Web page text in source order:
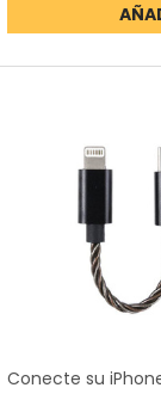
Conecte su